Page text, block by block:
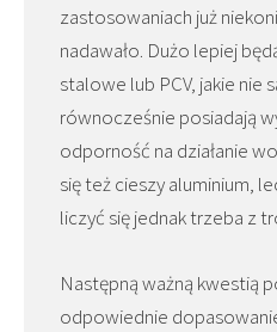
zastosowaniach już
nadawało. Dużo lepiej
stalowe lub PCV, jakie nie
równocześnie posiadają
odporność na działanie
się też cieszy aluminium,
liczyć się jednak trzeba z
Następną ważną kwestią
odpowiednie